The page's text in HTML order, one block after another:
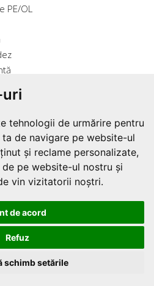
uri
tehnologii de urmărire pentru
de navigare pe website-ul
și reclame personalizate,
pe website-ul nostru și
vin vizitatorii noștri.
de acord
Refuz
schimb setările
PE/OL
1 tip11
1